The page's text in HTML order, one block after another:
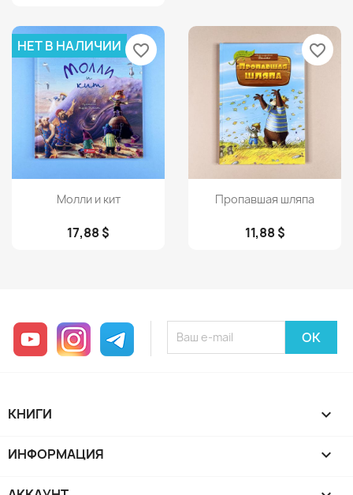
Просмотр
Молли и кит
17,88 $
НЕТ В НАЛИЧИИ favorite_border
Просмотр
Пропавшая шляпа
11,88 $
favorite_border
YouTube InstagramTelegram
КНИГИ 
ИНФОРМАЦИЯ 